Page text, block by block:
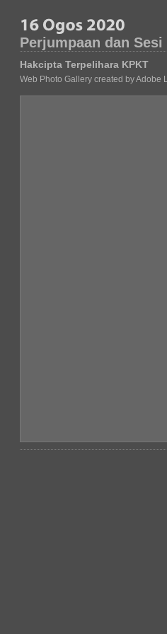
Perjumpaan dan
Hakcipta Terpelihara KPKT
Web Photo Gallery created by Adobe